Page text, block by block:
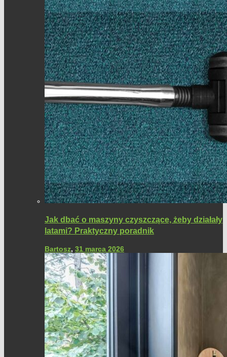
Jak dbać o maszyny czyszczące, żeby działały
latami? Praktyczny poradnik
Bartosz, 31 marca 2026